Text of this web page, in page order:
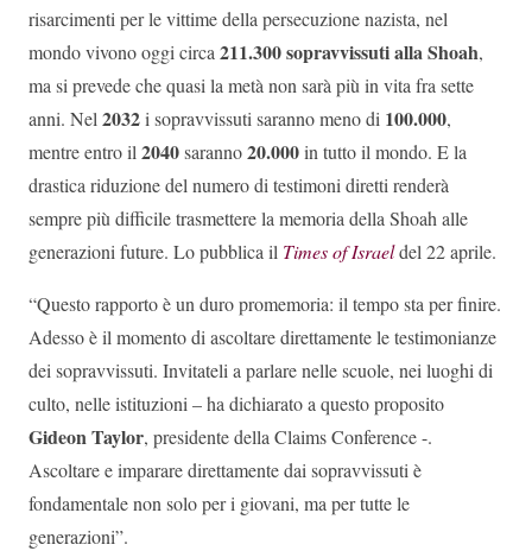
risarcimenti per le vittime della persecuzione nazista, nel
mondo vivono oggi circa211.300 sopravvissuti alla Shoah,
ma si prevede che quasi la metà non sarà più in vita fra sette
anni. Nel2032i sopravvissuti saranno meno di 100.000,
mentre entro il2040saranno20.000in tutto il mondo. E la
drastica riduzione del numero di testimoni diretti renderà
sempre più difficile trasmettere la memoria della Shoah alle
generazioni future. Lo pubblica il Times of Israeldel 22 aprile.
“Questo rapporto è un duro promemoria: il tempo sta per finire.
Adesso è il momento di ascoltare direttamente le testimonianze
dei sopravvissuti. Invitateli a parlare nelle scuole, nei luoghi di
culto, nelle istituzioni – ha dichiarato a questo proposito
Gideon Taylor, presidente della Claims Conference -.
Ascoltare e imparare direttamente dai sopravvissuti è
fondamentale non solo per i giovani, ma per tutte le
generazioni”.